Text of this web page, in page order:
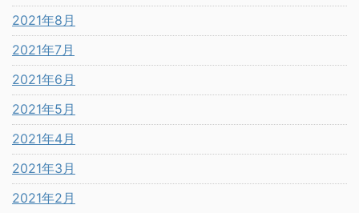
2021年8月
2021年7月
2021年6月
2021年5月
2021年4月
2021年3月
2021年2月